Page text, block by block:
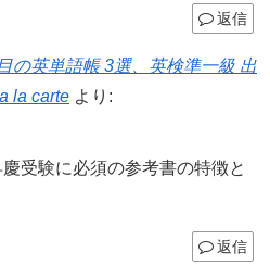
返信
の英単語帳 3選、英検準一級 出
la carte より:
受験に必須の参考書の特徴と
返信